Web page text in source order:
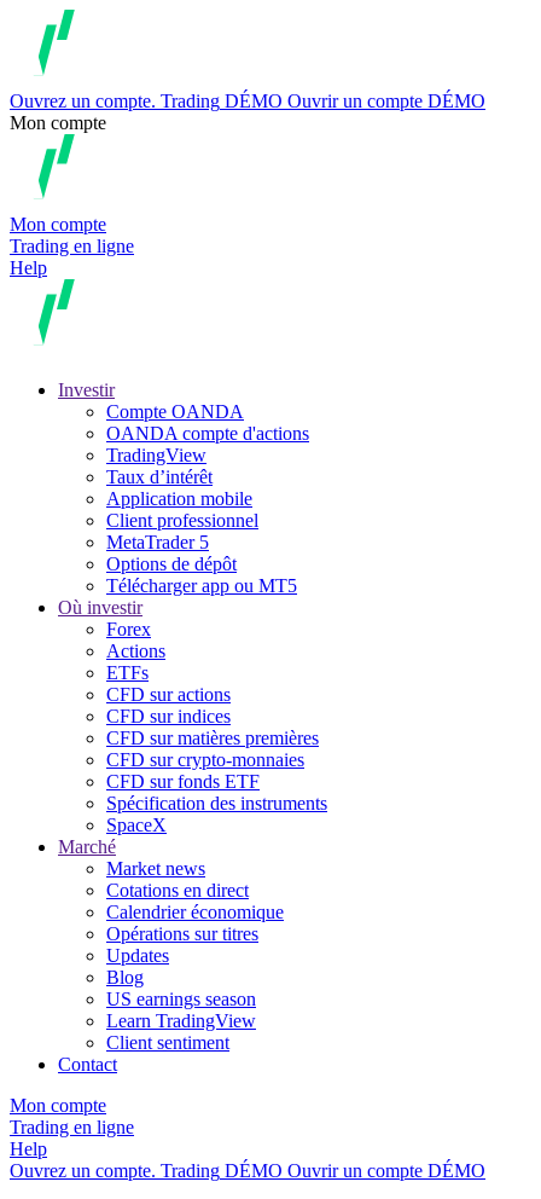
Ouvrez un compte. Trading DÉMO Ouvrir un compte DÉMO
Mon compte
Mon compte
Trading en ligne
Help
Investir
Compte OANDA
OANDA compte d'actions
TradingView
Taux d’intérêt
Application mobile
Client professionnel
MetaTrader 5
Options de dépôt
Télécharger app ou MT5
Où investir
Forex
Actions
ETFs
CFD sur actions
CFD sur indices
CFD sur matières premières
CFD sur crypto-monnaies
CFD sur fonds ETF
Spécification des instruments
SpaceX
Marché
Market news
Cotations en direct
Calendrier économique
Opérations sur titres
Updates
Blog
US earnings season
Learn TradingView
Client sentiment
Contact
Mon compte
Trading en ligne
Help
Ouvrez un compte. Trading DÉMO Ouvrir un compte DÉMO